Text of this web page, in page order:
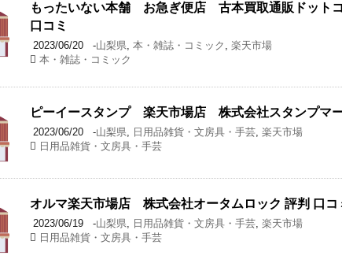
もったいない本舗 お急ぎ便店 古本買取通販ドット
口コミ
2023/06/20 -山梨県, 本・雑誌・コミック , 楽天市場
本・雑誌・コミック
ピーイースタンプ 楽天市場店 株式会社スタンプマー
2023/06/20 -山梨県, 日用品雑貨・文房具・手芸, 楽天市場
日用品雑貨・文房具・手芸
オルマ楽天市場店 株式会社オータムロック 評判 口コ
2023/06/19 -山梨県, 日用品雑貨・文房具・手芸, 楽天市場
日用品雑貨・文房具・手芸